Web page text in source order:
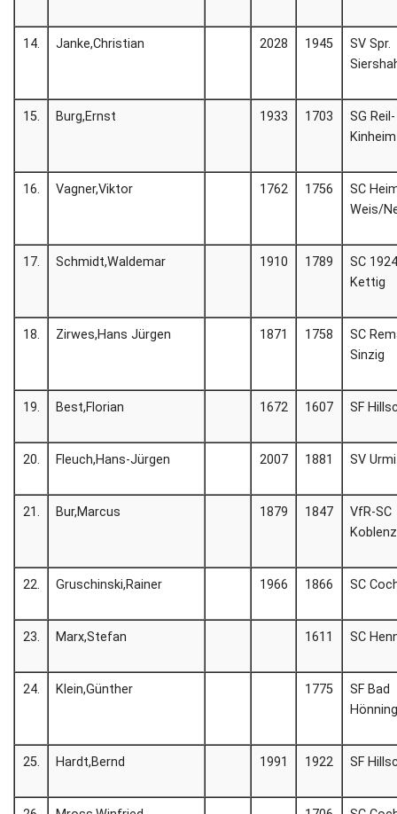
14. Janke,Christian 2028 1945
SV Spr.
15. Burg,Ernst 1933 1703
SG Reil-
Kinheim
16. Vagner,Viktor 1762 1756
SC
Weis/
17. Schmidt,Waldemar 1910 1789
SC
Kettig
18. Zirwes,Hans Jürgen 1871 1758
SC
Sinzig
19. Best,Florian 1672 1607 SF
20. Fleuch,Hans-Jürgen 2007 1881 SV
21. Bur,Marcus 1879 1847
VfR-SC
Koblenz
22. Gruschinski,Rainer 1966 1866 SC
23. Marx,Stefan 1611 SC
24. Klein,Günther 1775
SF Bad
25. Hardt,Bernd 1991 1922 SF